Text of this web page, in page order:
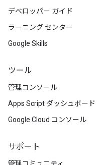
デベロッパー ガイド
ラーニング センター
Google Skills
ツール
管理コンソール
Apps Script ダッシュボード
Google Cloud コンソール
サポート